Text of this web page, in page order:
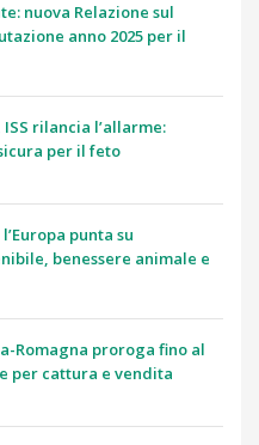
nuova Relazione sul
anno 2025 per il
rilancia l’allarme:
per il feto
punta su
benessere animale e
Romagna proroga fino al
per cattura e vendita